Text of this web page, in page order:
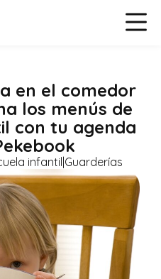
en el comedor
los menús de
con tu agenda
infantil|Guarderías